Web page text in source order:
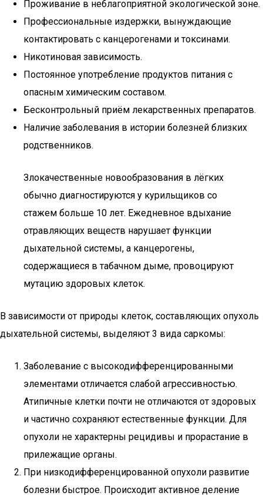
Проживание в неблагоприятной экологической зоне.
Профессиональные издержки, вынуждающие
контактировать с канцерогенами и токсинами.
Никотиновая зависимость.
Постоянное употребление продуктов питания с
опасным химическим составом.
Бесконтрольный приём лекарственных препаратов.
Наличие заболевания в истории болезней близких
родственников.
Злокачественные новообразования в лёгких
обычно диагностируются у курильщиков со
стажем больше 10 лет. Ежедневное вдыхание
отравляющих веществ нарушает функции
дыхательной системы, а канцерогены,
содержащиеся в табачном дыме, провоцируют
мутацию здоровых клеток.
В зависимости от природы клеток, составляющих опухоль
дыхательной системы, выделяют 3 вида саркомы:
Заболевание с высокодифференцированными
элементами отличается слабой агрессивностью.
Атипичные клетки почти не отличаются от здоровых
и частично сохраняют естественные функции. Для
опухоли не характерны рецидивы и прорастание в
прилежащие органы.
При низкодифференцированной опухоли развитие
болезни быстрое. Происходит активное деление